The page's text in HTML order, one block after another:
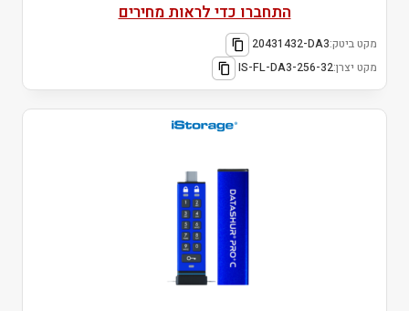
התחברו כדי לראות מחירים
מקט ביטק:20431432-DA3
מקט יצרן:IS-FL-DA3-256-32